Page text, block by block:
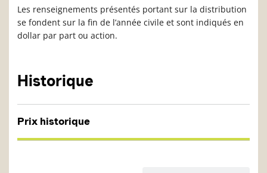
Les renseignements présentés portant sur la distribution
se fondent sur la fin de l’année civile et sont indiqués en
dollar par part ou action.
Historique
Prix historique